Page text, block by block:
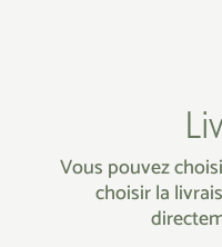
Vous pouvez
choisir la